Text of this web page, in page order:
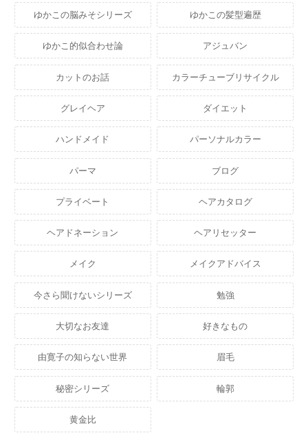
ゆかこの脳みそシリーズ ゆかこの髪型遍歴
ゆかこ的似合わせ論 アジュバン
カットのお話 カラーチューブリサイクル
グレイヘア ダイエット
ハンドメイド パーソナルカラー
パーマ ブログ
プライベート ヘアカタログ
ヘアドネーション ヘアリセッター
メイク メイクアドバイス
今さら聞けないシリーズ 勉強
大切なお友達 好きなもの
由寛子の知らない世界 眉毛
秘密シリーズ 輪郭
黄金比